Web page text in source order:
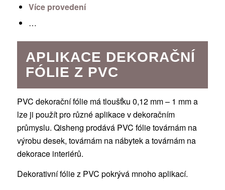
Více provedení
…
APLIKACE DEKORAČNÍ
FÓLIE Z PVC
PVC dekorační fólie má tloušťku 0,12 mm – 1 mm a
lze ji použít pro různé aplikace v dekoračním
průmyslu. Qisheng prodává PVC fólie továrnám na
výrobu desek, továrnám na nábytek a továrnám na
dekorace interiérů.
Dekorativní fólie z PVC pokrývá mnoho aplikací.